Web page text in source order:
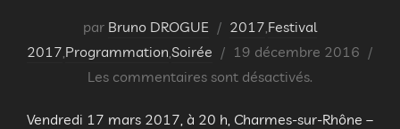
par Bruno DROGUE 2017 Festival
2017 Programmation Soirée
Publié
le
19 décembre 2016
Les commentaires sont désactivés.
Vendredi 17 mars 2017, à 20 h, Charmes-sur-Rhône –